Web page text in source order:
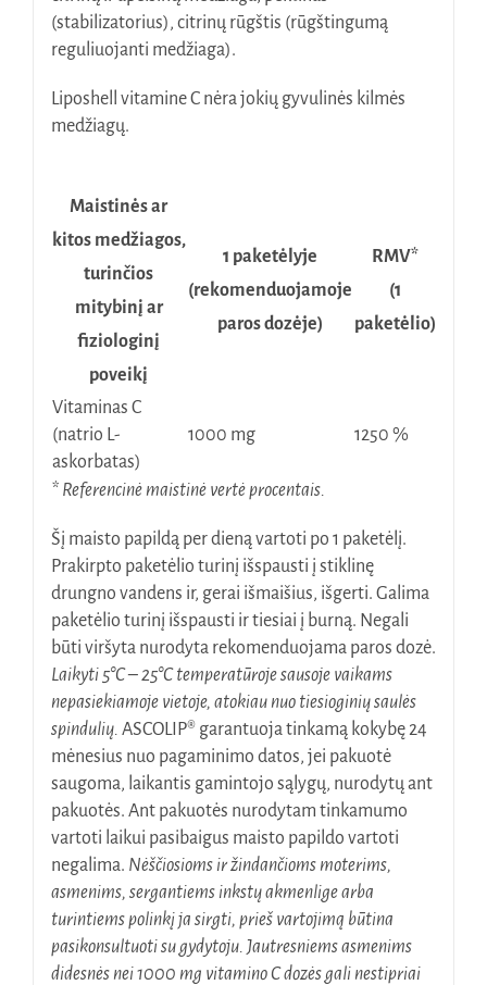
(stabilizatorius), citrinų rūgštis (rūgštingumą
reguliuojanti medžiaga).
Liposhell vitamine C nėra jokių gyvulinės kilmės
medžiagų.
Maistinės ar
kitos medžiagos,
turinčios
mitybinį ar
fiziologinį
poveikį
1 paketėlyje
(rekomenduojamoje
paros dozėje)
RMV*
(1
paketėlio)
Vitaminas C
(natrio L-
askorbatas)
1000 mg 1250 %
* Referencinė maistinė vertė procentais.
Šį maisto papildą per dieną vartoti po 1 paketėlį.
Prakirpto paketėlio turinį išspausti į stiklinę
drungno vandens ir, gerai išmaišius, išgerti. Galima
paketėlio turinį išspausti ir tiesiai į burną. Negali
būti viršyta nurodyta rekomenduojama paros dozė.
Laikyti 5°C – 25°C temperatūroje sausoje vaikams
nepasiekiamoje vietoje, atokiau nuo tiesioginių saulės
spindulių. ASCOLIP® garantuoja tinkamą kokybę 24
mėnesius nuo pagaminimo datos, jei pakuotė
saugoma, laikantis gamintojo sąlygų, nurodytų ant
pakuotės. Ant pakuotės nurodytam tinkamumo
vartoti laikui pasibaigus maisto papildo vartoti
negalima. Nėščiosioms ir žindančioms moterims,
asmenims, sergantiems inkstų akmenlige arba
turintiems polinkį ja sirgti, prieš vartojimą būtina
pasikonsultuoti su gydytoju. Jautresniems asmenims
didesnės nei 1000 mg vitamino C dozės gali nestipriai